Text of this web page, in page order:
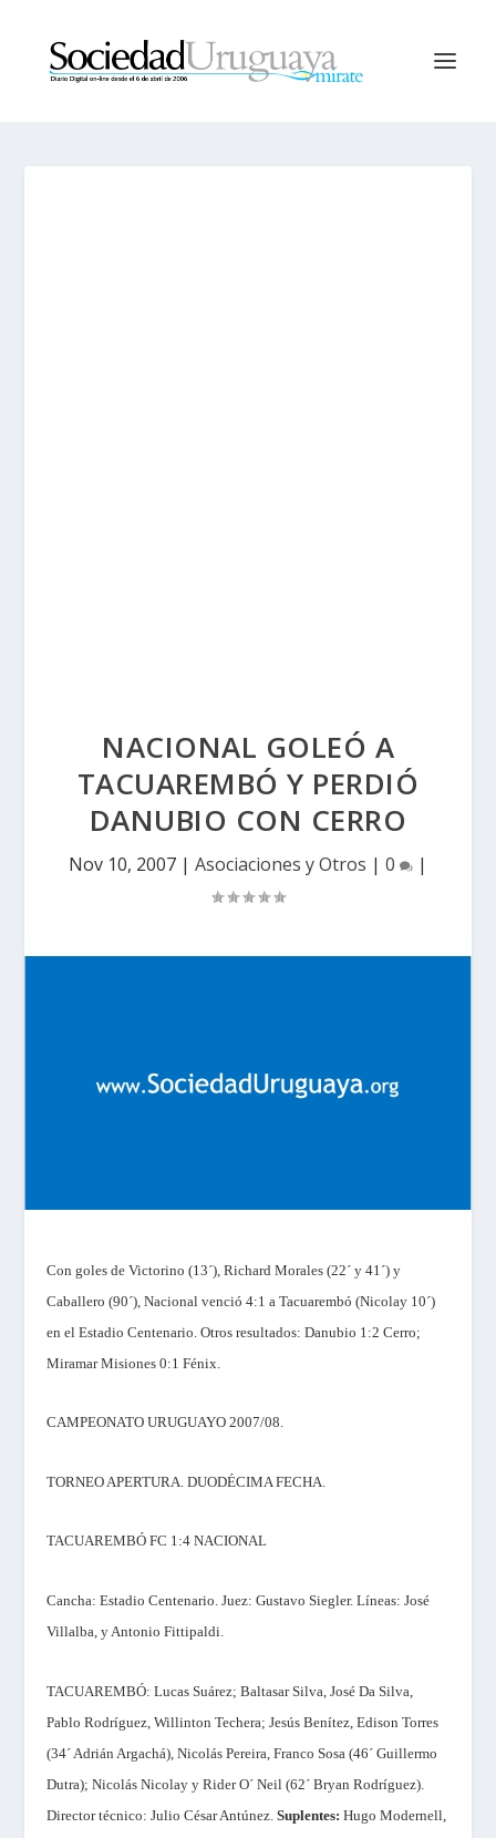
NACIONAL GOLEÓ A
TACUAREMBÓ Y PERDIÓ
DANUBIO CON CERRO
Nov 10, 2007 | Asociaciones y Otros | 0 |
Con goles de Victorino (13´), Richard Morales (22´ y 41´) y
Caballero (90´), Nacional venció 4:1 a Tacuarembó (Nicolay 10´)
en el Estadio Centenario. Otros resultados: Danubio 1:2 Cerro;
Miramar Misiones 0:1 Fénix.
CAMPEONATO URUGUAYO 2007/08.
TORNEO APERTURA. DUODÉCIMA FECHA.
TACUAREMBÓ FC 1:4 NACIONAL
Cancha: Estadio Centenario.Juez: Gustavo Siegler.Líneas: José
Villalba, y Antonio Fittipaldi.
TACUAREMBÓ:Lucas Suárez; Baltasar Silva, José Da Silva,
Pablo Rodríguez, Willinton Techera; Jesús Benítez, Edison Torres
(34´ Adrián Argachá), Nicolás Pereira, Franco Sosa (46´ Guillermo
Dutra); Nicolás Nicolay y Rider O´ Neil (62´ Bryan Rodríguez).
Director técnico: Julio César Antúnez.Suplentes: Hugo Modernell,